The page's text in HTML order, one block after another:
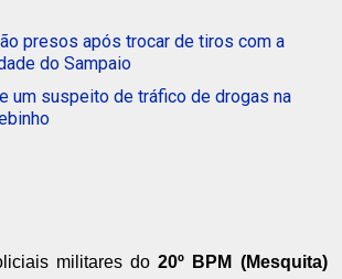
presos após trocar de tiros com a
do Sampaio
um suspeito de tráfico de drogas na
militares do20º BPM (Mesquita)